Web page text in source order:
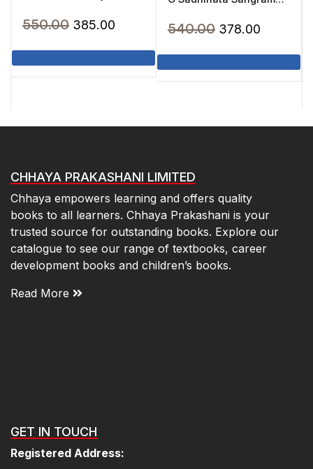
550.00 Original
₹550.00.
385.00
₹385.00.
540.00 Original
₹540.00.
378.00
₹378.00.
CHHAYA PRAKASHANI LIMITED
Chhaya empowers learning and offers quality
books to all learners. Chhaya Prakashani is your
trusted source for outstanding books. Explore our
catalogue to see our range of textbooks, career
development books and children’s books.
Read More
GET IN TOUCH
Registered Address: